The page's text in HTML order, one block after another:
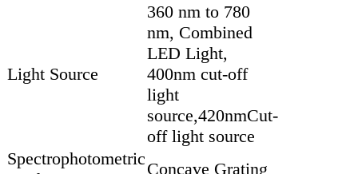
Light Source
360 nm to 780
nm, Combined
LED Light,
400nm cut-off
light
source,420nmCut-
off light source
Spectrophotometric
Concave Grating